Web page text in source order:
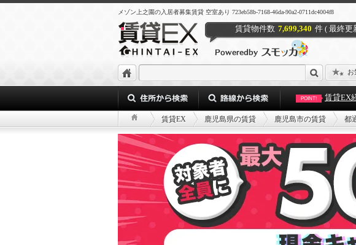
メゾン上之園の入居者募集賃貸 空室あり 723eb58b-7168-46da-90a2-0711dc4004f8
賃貸物件数 7,699,340 件 ( 最終更
お
POINT! 賃貸EX
賃貸EX 鹿児島県の賃貸 鹿児島市の賃貸 都